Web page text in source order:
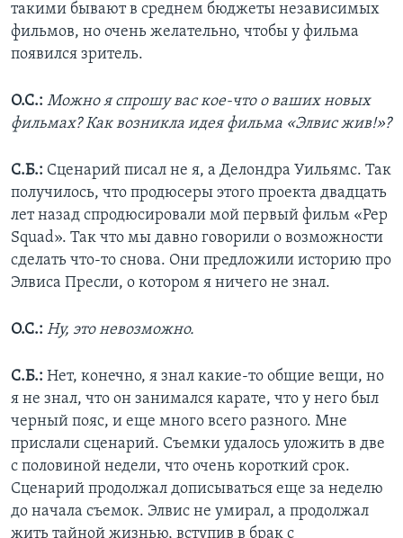
такими бывают в среднем бюджеты независимых
фильмов, но очень желательно, чтобы у фильма
появился зритель.
О.С.: Можно я спрошу вас кое-что о ваших новых
фильмах? Как возникла идея фильма «Элвис жив!»?
С.Б.: Сценарий писал не я, а Делондра Уильямс. Так
получилось, что продюсеры этого проекта двадцать
лет назад спродюсировали мой первый фильм «Pep
Squad». Так что мы давно говорили о возможности
сделать что-то снова. Они предложили историю про
Элвиса Пресли, о котором я ничего не знал.
О.С.: Ну, это невозможно.
С.Б.: Нет, конечно, я знал какие-то общие вещи, но
я не знал, что он занимался карате, что у него был
черный пояс, и еще много всего разного. Мне
прислали сценарий. Съемки удалось уложить в две
с половиной недели, что очень короткий срок.
Сценарий продолжал дописываться еще за неделю
до начала съемок. Элвис не умирал, а продолжал
жить тайной жизнью, вступив в брак с